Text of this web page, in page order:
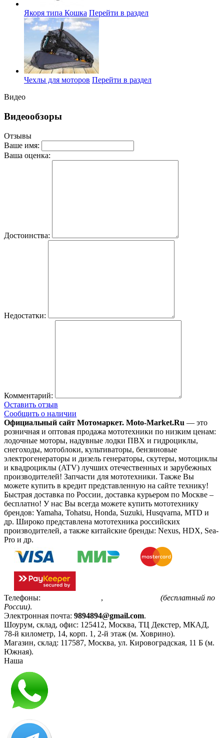
Якоря типа Кошка Перейти в раздел
Чехлы для моторов Перейти в раздел
Видео
Видеообзоры
Отзывы
Ваше имя:
Ваша оценка:
Достоинства:
Недостатки:
Комментарий:
Оставить отзыв
Сообщить о наличии
Официальный сайт Мотомаркет. Moto-Market.Ru — это
розничная и оптовая продажа мототехники по низким ценам:
лодочные моторы, надувные лодки ПВХ и гидроциклы,
снегоходы, мотоблоки, культиваторы, бензиновые
электрогенераторы и дизель генераторы, скутеры, мотоциклы
и квадроциклы (ATV) лучших отечественных и зарубежных
производителей! Запчасти для мототехники. Также Вы
можете купить в кредит представленную на сайте технику!
Быстрая доставка по России, доставка курьером по Москве –
бесплатно! У нас Вы всегда можете купить мототехнику
брендов: Yamaha, Tohatsu, Honda, Suzuki, Husqvarna, MTD и
др. Широко представлена мототехника российских
производителей, а также китайские бренды: Nexus, HDX, Sea-
Pro и др.
Телефоны: ,
(бесплатный по
России).
Электронная почта: 9894894@gmail.com.
Шоурум, склад, офис: 125412, Москва, ТЦ Декстер, МКАД,
78-й километр, 14, корп. 1, 2-й этаж (м. Ховрино).
Магазин, склад: 117587, Москва, ул. Кировоградская, 11 Б (м.
Южная).
Наша